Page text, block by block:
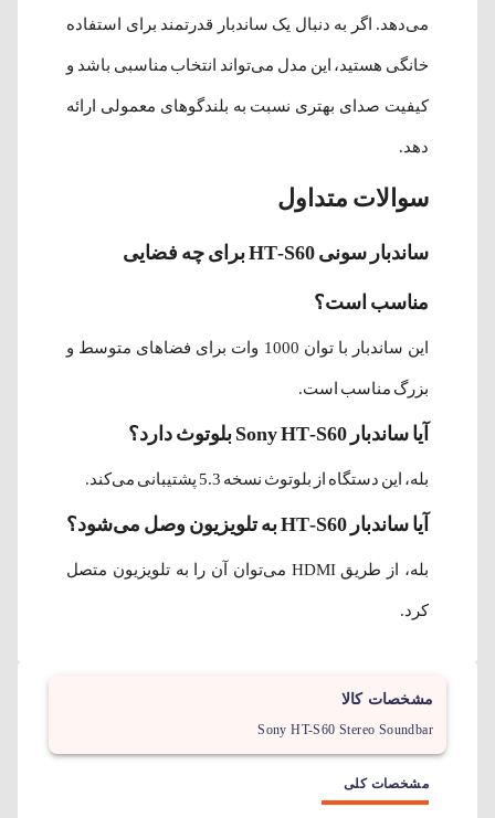
می‌دهد. اگر به دنبال یک ساندبار قدرتمند برای استفاده
خانگی هستید، این مدل می‌تواند انتخاب مناسبی باشد و
کیفیت صدای بهتری نسبت به بلندگوهای معمولی ارائه
دهد.
سوالات متداول
ساندبار سونی HT-S60 برای چه فضایی
مناسب است؟
این ساندبار با توان 1000 وات برای فضاهای متوسط و
بزرگ مناسب است.
آیا ساندبار Sony HT-S60 بلوتوث دارد؟
بله، این دستگاه از بلوتوث نسخه 5.3 پشتیبانی می‌کند.
آیا ساندبار HT-S60 به تلویزیون وصل می‌شود؟
بله، از طریق HDMI می‌توان آن را به تلویزیون متصل
کرد.
مشخصات کالا
Sony HT-S60 Stereo Soundbar
مشخصات کلی